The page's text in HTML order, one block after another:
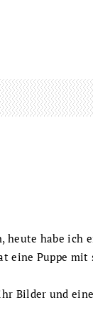
heute habe ich
eine Puppe mit
Bilder und